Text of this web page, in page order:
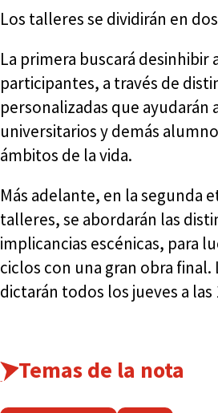
Los talleres se dividirán en
La primera buscará desinhibir
participantes, a través de
personalizadas que ayudarán
universitarios y demás
ámbitos de la vida.
Más adelante, en la segunda
talleres, se abordarán las
implicancias escénicas, para
ciclos con una gran obra final.
dictarán todos los jueves a las
Temas de la nota